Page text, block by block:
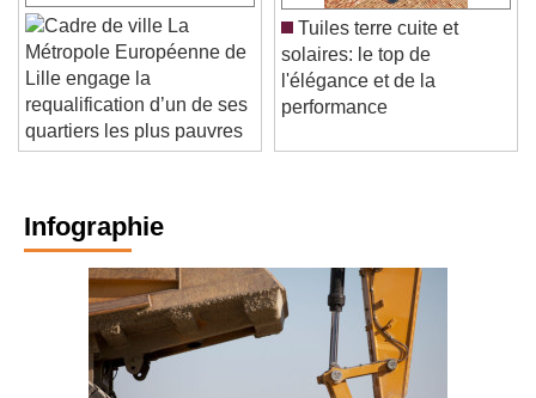
La
Métropole Européenne de
Lille engage la
requalification d’un de ses
quartiers les plus pauvres
Tuiles terre cuite et
solaires: le top de
l'élégance et de la
Infographie